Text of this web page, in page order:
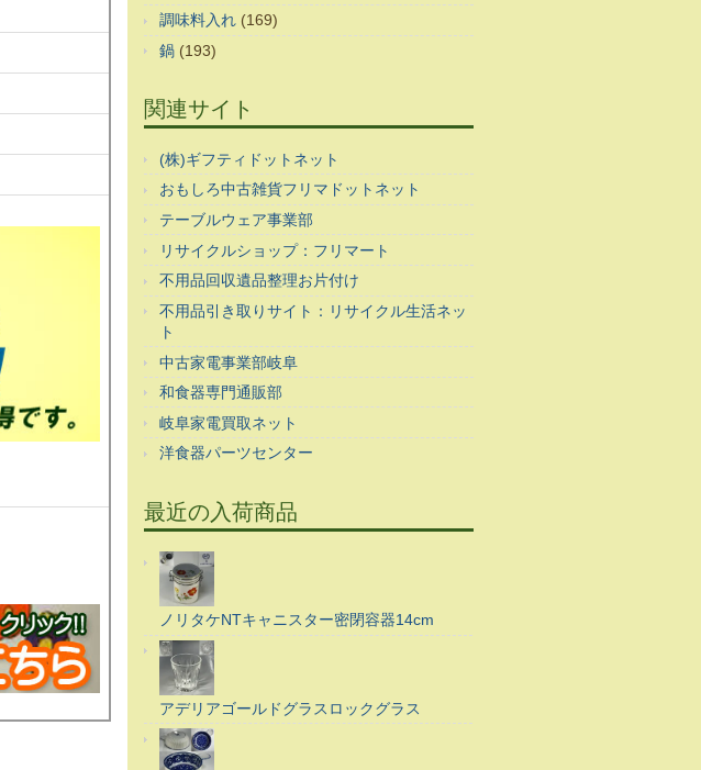
調味料入れ (169)
鍋 (193)
関連サイト
(株)ギフティドットネット
おもしろ中古雑貨フリマドットネット
テーブルウェア事業部
リサイクルショップ：フリマート
不用品回収遺品整理お片付け
不用品引き取りサイト：リサイクル生活ネッ
ト
中古家電事業部岐阜
和食器専門通販部
岐阜家電買取ネット
洋食器パーツセンター
最近の入荷商品
ノリタケNTキャニスター密閉容器14cm
アデリアゴールドグラスロックグラス